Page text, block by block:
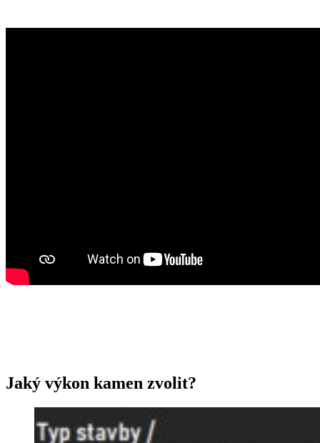
Jaký výkon kamen zvolit?